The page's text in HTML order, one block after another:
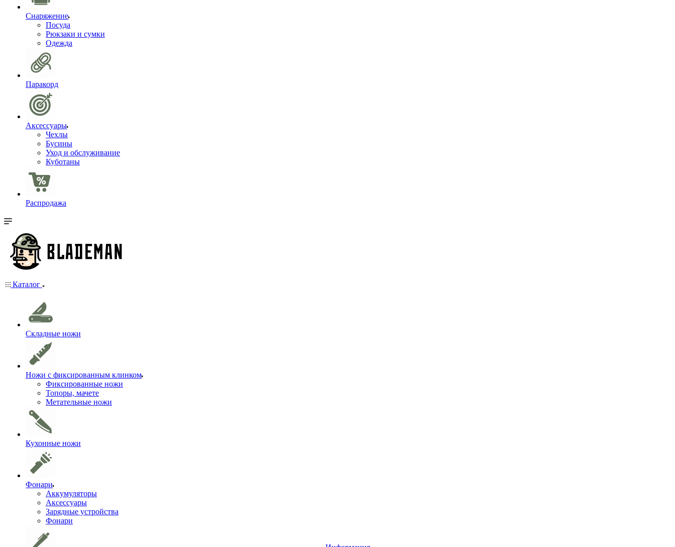
Снаряжение
Посуда
Рюкзаки и сумки
Одежда
Паракорд
Аксессуары
Чехлы
Бусины
Уход и обслуживание
Куботаны
Распродажа
Каталог
Складные ножи
Ножи с фиксированным клинком
Фиксированные ножи
Топоры, мачете
Метательные ножи
Кухонные ножи
Фонари
Аккумуляторы
Аксессуары
Зарядные устройства
Фонари